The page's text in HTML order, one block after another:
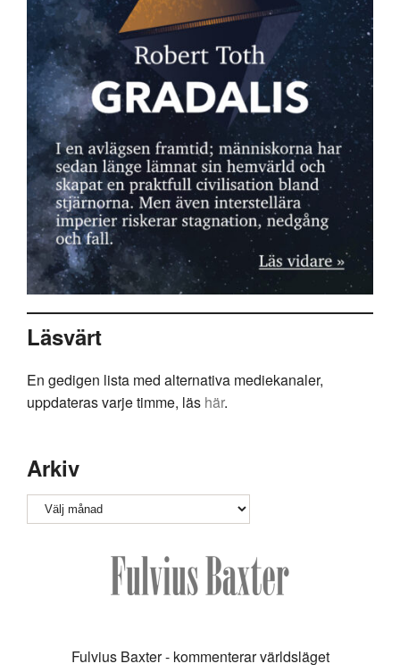
Läsvärt
En gedigen lista med alternativa mediekanaler,
uppdateras varje timme, läs här.
Arkiv
Arkiv
Fulvius Baxter - kommenterar världsläget